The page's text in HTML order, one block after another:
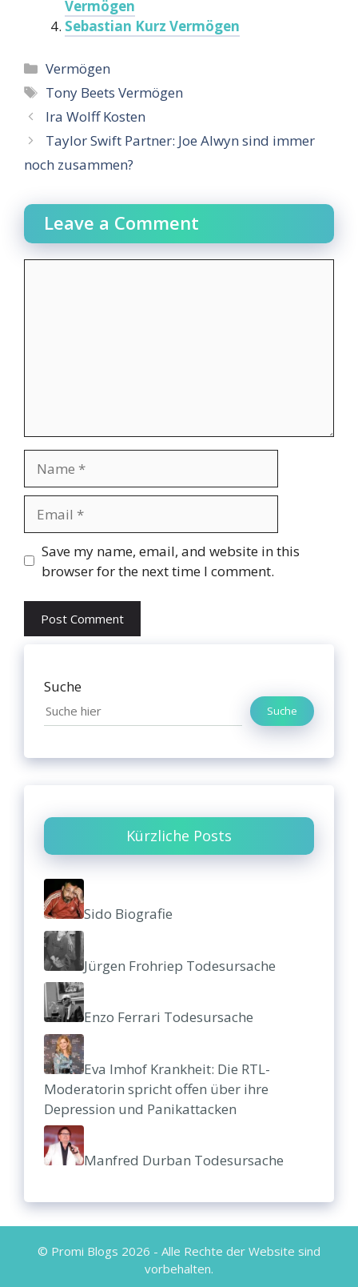
Vermögen
Sebastian Kurz Vermögen
Categories
Vermögen
Tags
Tony Beets Vermögen
Ira Wolff Kosten
Taylor Swift Partner: Joe Alwyn sind immer
noch zusammen?
Leave a Comment
Website
Save my name, email, and website in this
browser for the next time I comment.
Suche
Suche
Kürzliche Posts
Sido Biografie
Jürgen Frohriep Todesursache
Enzo Ferrari Todesursache
Eva Imhof Krankheit: Die RTL-
Moderatorin spricht offen über ihre
Depression und Panikattacken
Manfred Durban Todesursache
© Promi Blogs 2026 - Alle Rechte der Website sind
vorbehalten.